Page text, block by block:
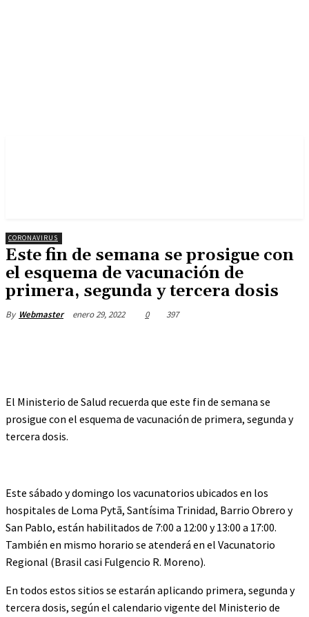
CORONAVIRUS
Este fin de semana se prosigue con
el esquema de vacunación de
primera, segunda y tercera dosis
By Webmaster enero 29, 2022 0 397
El Ministerio de Salud recuerda que este fin de semana se
prosigue con el esquema de vacunación de primera, segunda y
tercera dosis.
Este sábado y domingo los vacunatorios ubicados en los
hospitales de Loma Pytã, Santísima Trinidad, Barrio Obrero y
San Pablo, están habilitados de 7:00 a 12:00 y 13:00 a 17:00.
También en mismo horario se atenderá en el Vacunatorio
Regional (Brasil casi Fulgencio R. Moreno).
En todos estos sitios se estarán aplicando primera, segunda y
tercera dosis, según el calendario vigente del Ministerio de